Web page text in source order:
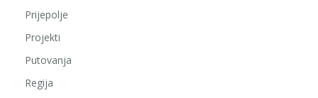
Prijepolje
Projekti
Putovanja
Regija